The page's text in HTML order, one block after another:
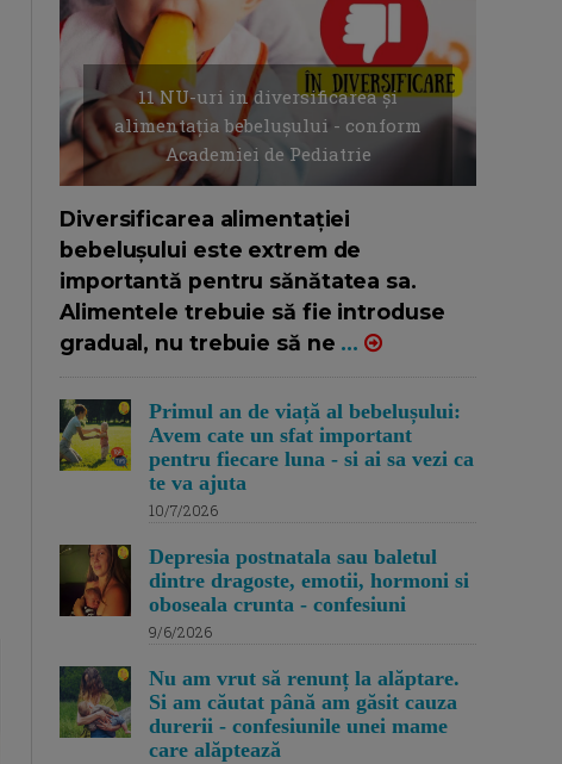
11 NU-uri in diversificarea și
alimentația bebelușului - conform
Academiei de Pediatrie
Diversificarea alimentației
bebelușului este extrem de
importantă pentru sănătatea sa.
Alimentele trebuie să fie introduse
gradual, nu trebuie să ne ...
Primul an de viață al bebelușului:
Avem cate un sfat important
pentru fiecare luna - si ai sa vezi ca
te va ajuta
10/7/2026
Depresia postnatala sau baletul
dintre dragoste, emotii, hormoni si
oboseala crunta - confesiuni
9/6/2026
Nu am vrut să renunț la alăptare.
Si am căutat până am găsit cauza
durerii - confesiunile unei mame
care alăptează